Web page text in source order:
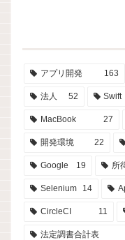
アプリ開発 163
法人 52 Swift
MacBook 27
開発環境 22
Google 19 所
Selenium 14
CircleCI 11
法定調書合計表